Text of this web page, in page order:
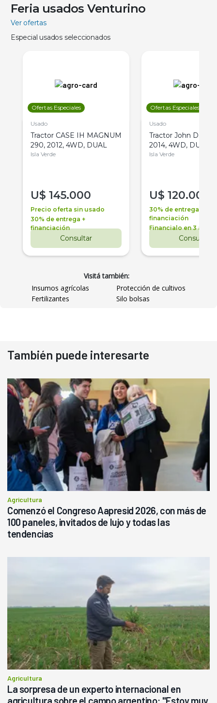
Feria usados Venturino
Ver ofertas
Especial usados seleccionados
Ofertas Especiales
Usado
Tractor CASE IH MAGNUM
290, 2012, 4WD, DUAL
Isla Verde
U$ 145.000
Precio oferta sin usado
30% de entrega +
financiación
Consultar
Ofertas Especiales
Usado
Tractor John Deere
2014, 4WD, DUAL
Isla Verde
U$ 120.000
30% de entrega +
financiación
Financialo en 3 años
Consultar
Visitá también:
Insumos agrícolas
Protección de cultivos
Fertilizantes
Silo bolsas
También puede interesarte
Agricultura
Comenzó el Congreso Aapresid 2026, con más de
100 paneles, invitados de lujo y todas las
tendencias
Agricultura
La sorpresa de un experto internacional en